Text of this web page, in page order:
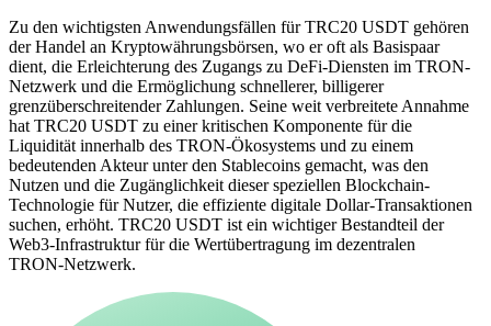
Zu den wichtigsten Anwendungsfällen für TRC20 USDT gehören
der Handel an Kryptowährungsbörsen, wo er oft als Basispaar
dient, die Erleichterung des Zugangs zu DeFi-Diensten im TRON-
Netzwerk und die Ermöglichung schnellerer, billigerer
grenzüberschreitender Zahlungen. Seine weit verbreitete Annahme
hat TRC20 USDT zu einer kritischen Komponente für die
Liquidität innerhalb des TRON-Ökosystems und zu einem
bedeutenden Akteur unter den Stablecoins gemacht, was den
Nutzen und die Zugänglichkeit dieser speziellen Blockchain-
Technologie für Nutzer, die effiziente digitale Dollar-Transaktionen
suchen, erhöht. TRC20 USDT ist ein wichtiger Bestandteil der
Web3-Infrastruktur für die Wertübertragung im dezentralen
TRON-Netzwerk.